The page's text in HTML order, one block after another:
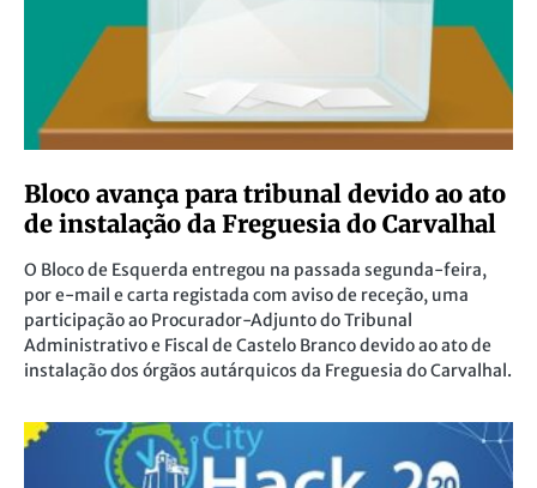
Bloco avança para tribunal devido ao ato
de instalação da Freguesia do Carvalhal
O Bloco de Esquerda entregou na passada segunda-feira,
por e-mail e carta registada com aviso de receção, uma
participação ao Procurador-Adjunto do Tribunal
Administrativo e Fiscal de Castelo Branco devido ao ato de
instalação dos órgãos autárquicos da Freguesia do Carvalhal.